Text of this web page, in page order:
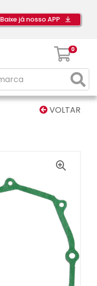
Baixe já nosso APP
0
VOLTAR